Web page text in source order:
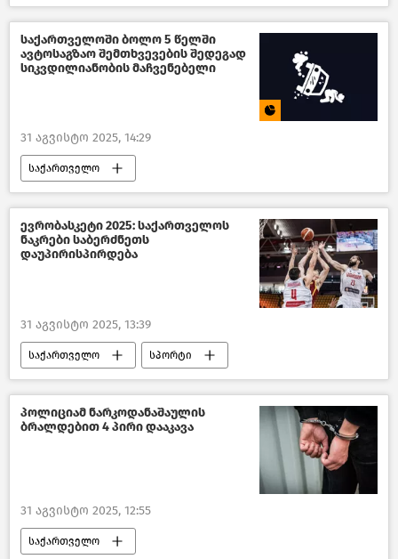
საქართველოს არასამთავრობო ორგანიზაციები
პოლიტიკა საქართველოში
საქართველოს პროკურატურა
საქართველოში ბოლო 5 წელში
ავტოსაგზაო შემთხვევების შედეგად
სიკვდილიანობის მაჩვენებელი
31 აგვისტო 2025, 14:29
საქართველო
საქართველოს შინაგან საქმეთა სამინისტრო
ინფოგრაფიკა მულტიმედია
ევრობასკეტი 2025: საქართველოს
ნაკრები საბერძნეთს
დაუპირისპირდება
31 აგვისტო 2025, 13:39
საქართველო სპორტი
საზოგადოება ახალი ამბები
პოლიციამ ნარკოდანაშაულის
ბრალდებით 4 პირი დააკავა
31 აგვისტო 2025, 12:55
საქართველო